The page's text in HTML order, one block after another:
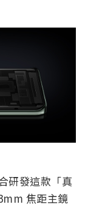
研發這款「真
焦距主鏡